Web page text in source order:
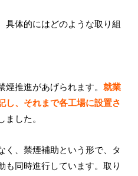
具体的にはどのような取り組
煙推進があげられます。就業
し、それまで各工場に設置さ
ました。
く、禁煙補助という形で、タ
も同時進行しています。取り